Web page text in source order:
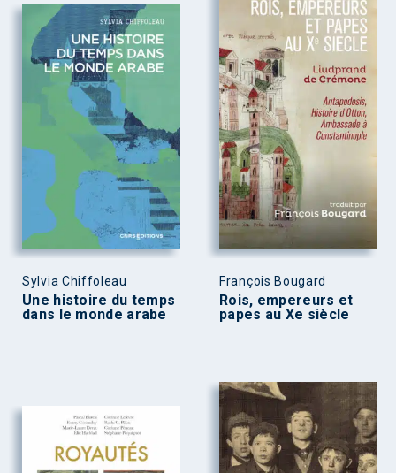
Sylvia Chiffoleau
Une histoire du temps
dans le monde arabe
François Bougard
Rois, empereurs et
papes au Xe siècle